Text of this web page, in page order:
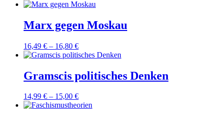
Marx gegen Moskau
16,49 € – 16,80 €
Gramscis politisches Denken
14,99 € – 15,00 €